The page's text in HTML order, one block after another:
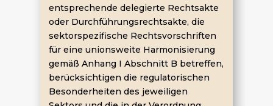
entsprechende delegierte Rechtsakte
oder Durchführungsrechtsakte, die
sektorspezifische Rechtsvorschriften
für eine unionsweite Harmonisierung
gemäß Anhang I Abschnitt B betreffen,
berücksichtigen die regulatorischen
Besonderheiten des jeweiligen